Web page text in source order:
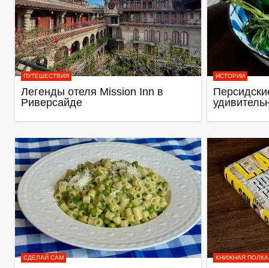
ПУТЕШЕСТВИЯ
Легенды отеля Mission Inn в
Риверсайде
ИСТОРИИ
СДЕЛАЙ САМ КНИЖНАЯ ПОЛКА